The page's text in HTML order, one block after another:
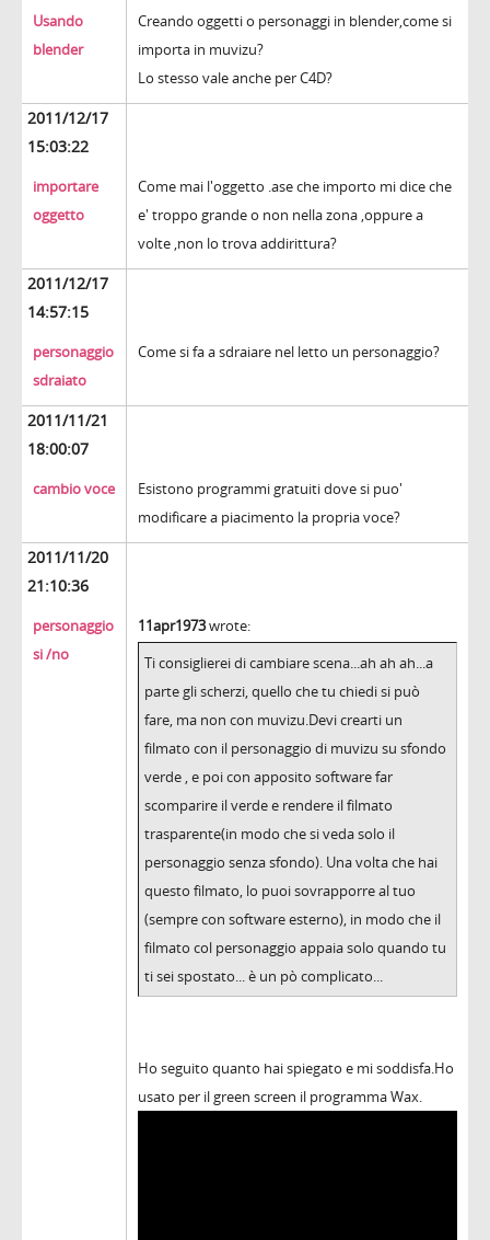
Usando
blender
Creando oggetti o personaggi in blender,come si
importa in muvizu?
Lo stesso vale anche per C4D?
2011/12/17
15:03:22
importare
oggetto
Come mai l'oggetto .ase che importo mi dice che
e' troppo grande o non nella zona ,oppure a
volte ,non lo trova addirittura?
2011/12/17
14:57:15
personaggio
sdraiato
Come si fa a sdraiare nel letto un personaggio?
2011/11/21
18:00:07
cambio voce
Esistono programmi gratuiti dove si puo'
modificare a piacimento la propria voce?
2011/11/20
21:10:36
personaggio
si /no
11apr1973wrote:
Ti consiglierei di cambiare scena...ah ah ah...a
parte gli scherzi, quello che tu chiedi si può
fare, ma non con muvizu.Devi crearti un
filmato con il personaggio di muvizu su sfondo
verde , e poi con apposito software far
scomparire il verde e rendere il filmato
trasparente(in modo che si veda solo il
personaggio senza sfondo). Una volta che hai
questo filmato, lo puoi sovrapporre al tuo
(sempre con software esterno), in modo che il
filmato col personaggio appaia solo quando tu
ti sei spostato... è un pò complicato...
Ho seguito quanto hai spiegato e mi soddisfa.Ho
usato per il green screen il programma Wax.